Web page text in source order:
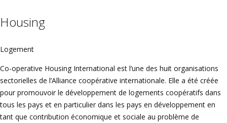
Housing
Logement
Co-operative Housing International est l’une des huit organisations
sectorielles de l’Alliance coopérative internationale. Elle a été créée
pour promouvoir le développement de logements coopératifs dans
tous les pays et en particulier dans les pays en développement en
tant que contribution économique et sociale au problème de